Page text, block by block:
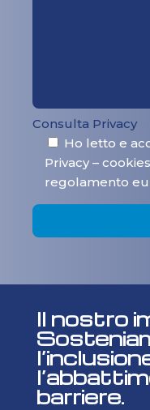
Consulta Privacy
Ho letto e
Privacy –
regolamento
Il nostro
barriere.